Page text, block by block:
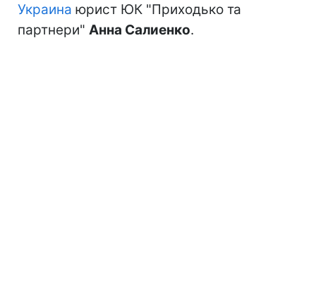
Украина юрист ЮК "Приходько та
партнери" Анна Салиенко.